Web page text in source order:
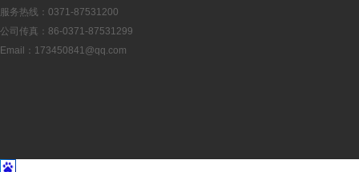
服务热线：0371-87531200
公司传真：86-0371-87531299
Email： 173450841@qq.com